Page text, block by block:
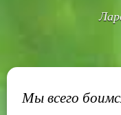
Мы всего